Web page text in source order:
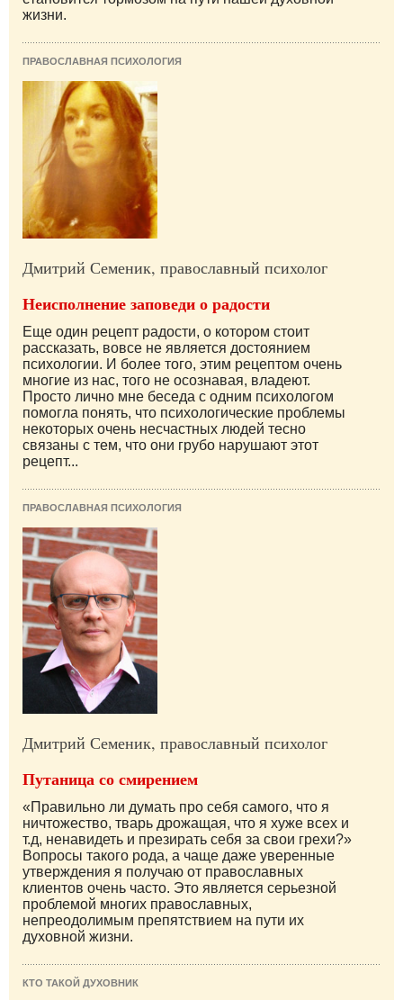
жизни.
ПРАВОСЛАВНАЯ ПСИХОЛОГИЯ
Дмитрий Семеник, православный психолог
Неисполнение заповеди о радости
Еще один рецепт радости, о котором стоит
рассказать, вовсе не является достоянием
психологии. И более того, этим рецептом очень
многие из нас, того не осознавая, владеют.
Просто лично мне беседа с одним психологом
помогла понять, что психологические проблемы
некоторых очень несчастных людей тесно
связаны с тем, что они грубо нарушают этот
рецепт...
ПРАВОСЛАВНАЯ ПСИХОЛОГИЯ
Дмитрий Семеник, православный психолог
Путаница со смирением
«Правильно ли думать про себя самого, что я
ничтожество, тварь дрожащая, что я хуже всех и
т.д, ненавидеть и презирать себя за свои грехи?»
Вопросы такого рода, а чаще даже уверенные
утверждения я получаю от православных
клиентов очень часто. Это является серьезной
проблемой многих православных,
непреодолимым препятствием на пути их
духовной жизни.
КТО ТАКОЙ ДУХОВНИК